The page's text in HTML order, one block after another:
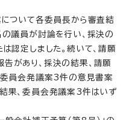
ついて各委員長から審査結
議員が討論を行い、採決の
認定しました。続いて、請願
があり、採決の結果、請願
委員会発議案3件の意見書案
果、委員会発議案3件はいず